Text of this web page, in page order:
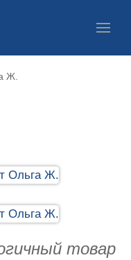
Ж.
товар